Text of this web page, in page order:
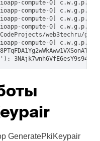
compute-0]
compute-0]
compute-0]
[ioapp-compute-0]
web3techru/
compute-0]
GeneratePkiKeypair